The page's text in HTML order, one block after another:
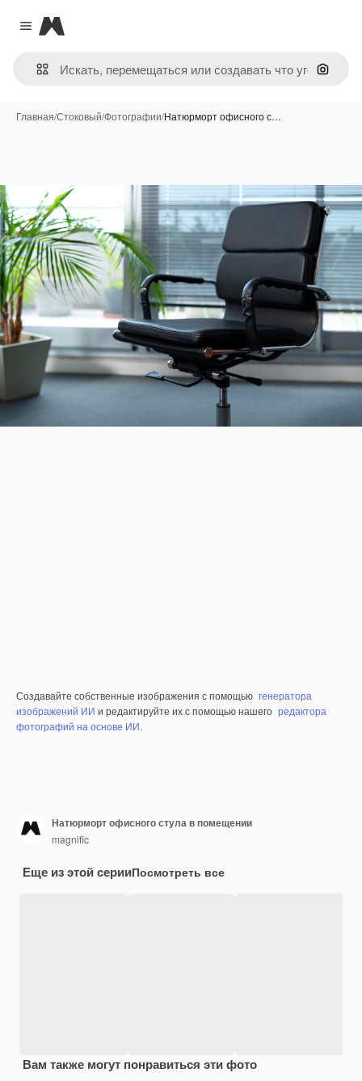
Close menu
Magnific
Поиск
Главная/Стоковый/Фотографии/Натюрморт офисного с…
Создавайте собственные изображения с помощью генератора
изображений ИИ и редактируйте их с помощью нашего редактора
фотографий на основе ИИ.
Натюрморт офисного стула в помещении
magnific
Еще из этой серииПосмотреть все
Вам также могут понравиться эти фото